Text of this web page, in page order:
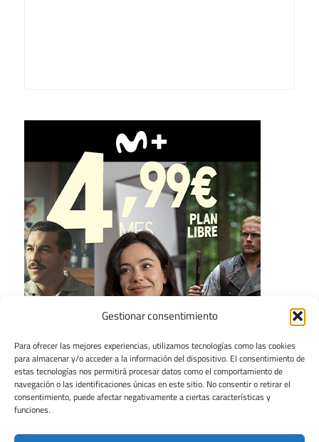
Gestionar consentimiento
Para ofrecer las mejores experiencias, utilizamos tecnologías como las cookies
para almacenar y/o acceder a la información del dispositivo. El consentimiento de
estas tecnologías nos permitirá procesar datos como el comportamiento de
navegación o las identificaciones únicas en este sitio. No consentir o retirar el
consentimiento, puede afectar negativamente a ciertas características y
funciones.